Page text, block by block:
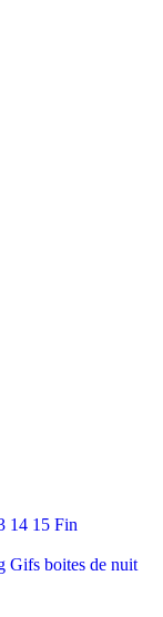
14 15 Fin
Gifs boites de nuit